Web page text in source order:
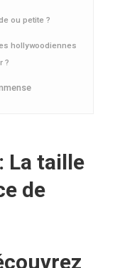
ou petite ?
hollywoodiennes
?
La taille
de